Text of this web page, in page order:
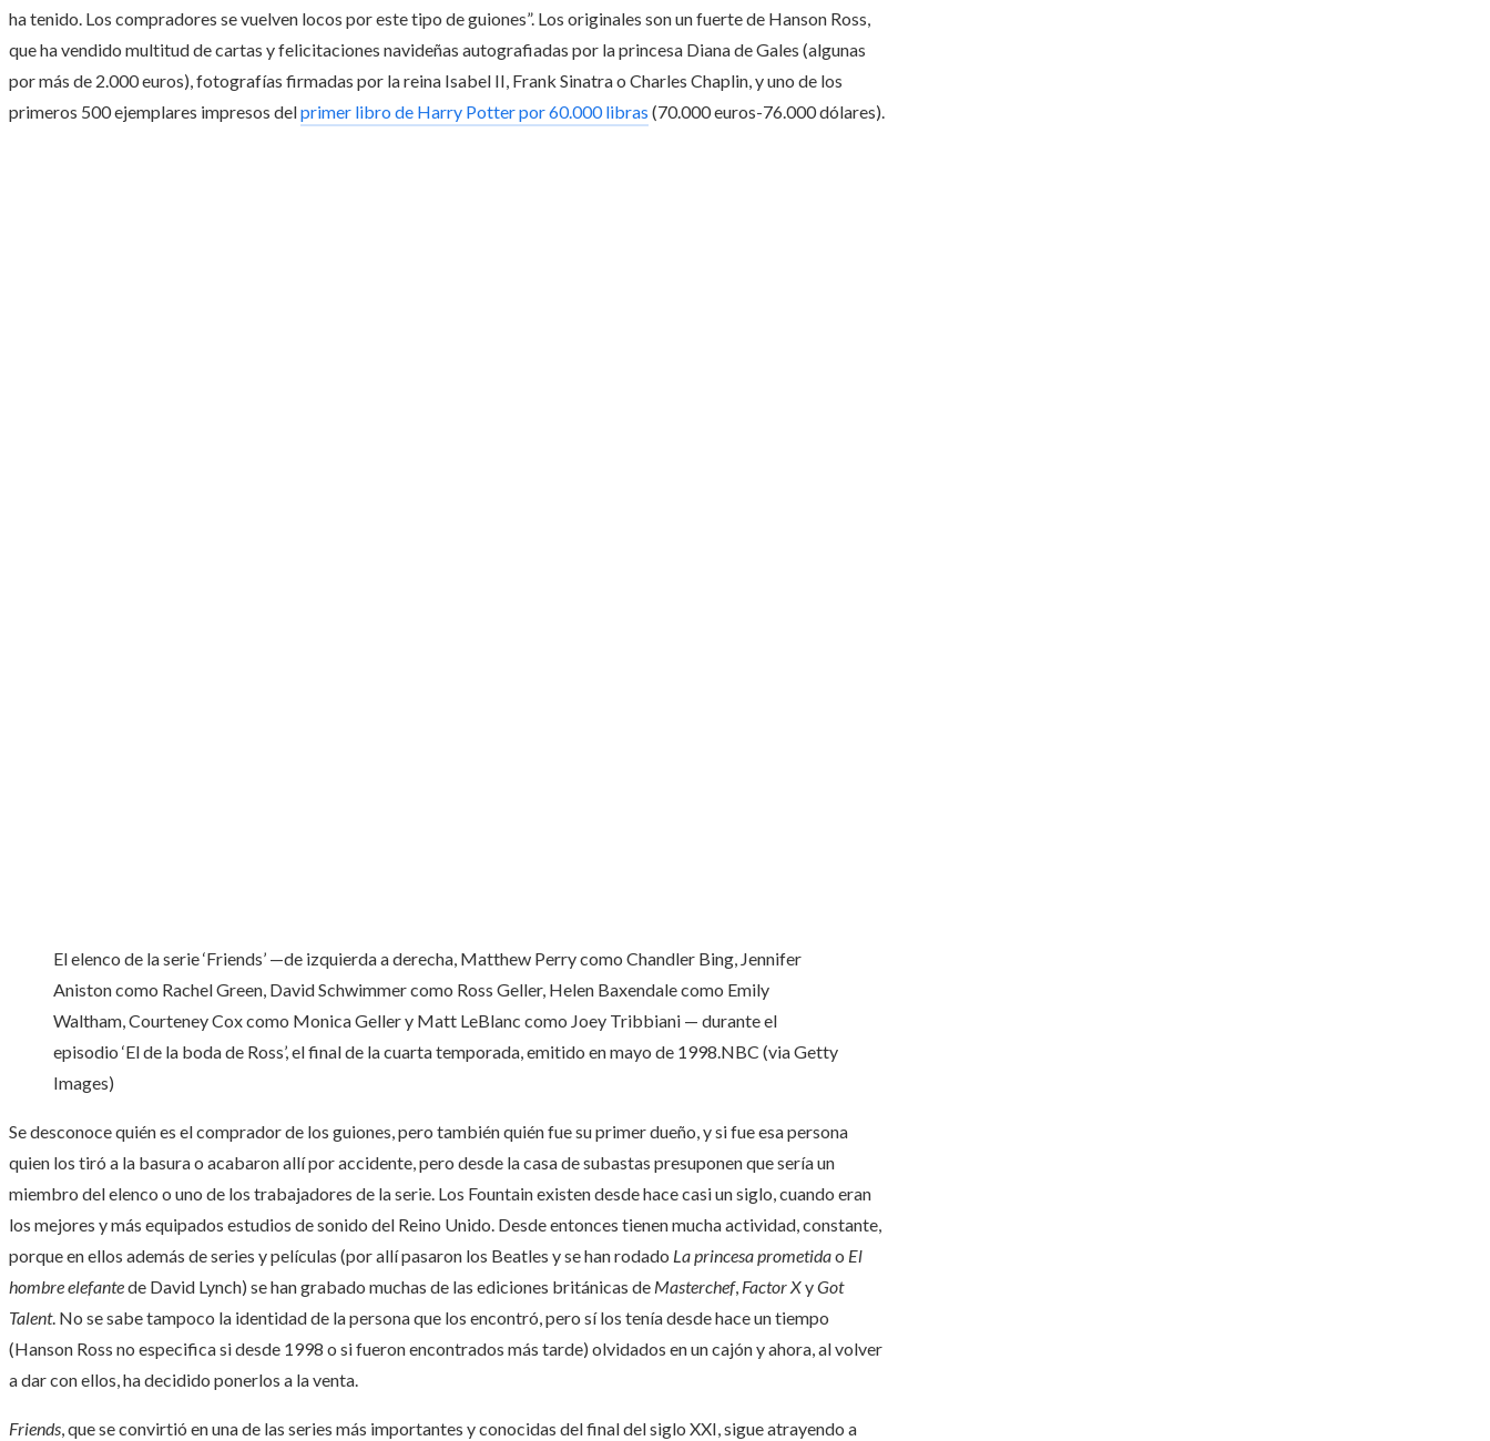
ha tenido. Los compradores se vuelven locos por este tipo de guiones”. Los originales son un fuerte de Hanson Ross,
que ha vendido multitud de cartas y felicitaciones navideñas autografiadas por la princesa Diana de Gales (algunas
por más de 2.000 euros), fotografías firmadas por la reina Isabel II, Frank Sinatra o Charles Chaplin, y uno de los
primeros 500 ejemplares impresos delprimer libro de Harry Potter por 60.000 libras (70.000 euros-76.000 dólares).
El elenco de la serie ‘Friends’ —de izquierda a derecha, Matthew Perry como Chandler Bing, Jennifer
Aniston como Rachel Green, David Schwimmer como Ross Geller, Helen Baxendale como Emily
Waltham, Courteney Cox como Monica Geller y Matt LeBlanc como Joey Tribbiani — durante el
episodio ‘El de la boda de Ross’, el final de la cuarta temporada, emitido en mayo de 1998.NBC (via Getty
Images)
Se desconoce quién es el comprador de los guiones, pero también quién fue su primer dueño, y si fue esa persona
quien los tiró a la basura o acabaron allí por accidente, pero desde la casa de subastas presuponen que sería un
miembro del elenco o uno de los trabajadores de la serie. Los Fountain existen desde hace casi un siglo, cuando eran
los mejores y más equipados estudios de sonido del Reino Unido. Desde entonces tienen mucha actividad, constante,
porque en ellos además de series y películas (por allí pasaron los Beatles y se han rodado La princesa prometidao El
hombre elefantede David Lynch) se han grabado muchas de las ediciones británicas de Masterchef, Factor XyGot
Talent. No se sabe tampoco la identidad de la persona que los encontró, pero sí los tenía desde hace un tiempo
(Hanson Ross no especifica si desde 1998 o si fueron encontrados más tarde) olvidados en un cajón y ahora, al volver
a dar con ellos, ha decidido ponerlos a la venta.
Friends, que se convirtió en una de las series más importantes y conocidas del final del siglo XXI, sigue atrayendo a